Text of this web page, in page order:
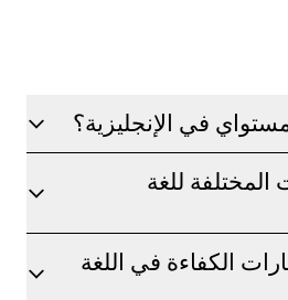
في الإنجليزية؟
المختلفة للغة
الكفاءة في اللغة